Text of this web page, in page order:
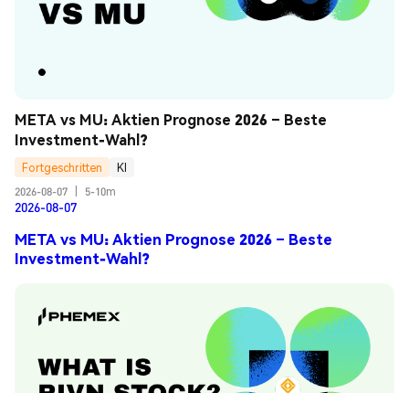
META vs MU: Aktien Prognose 2026 – Beste
Investment-Wahl?
Fortgeschritten
KI
2026-08-07
5-10m
2026-08-07
META vs MU: Aktien Prognose 2026 – Beste
Investment-Wahl?